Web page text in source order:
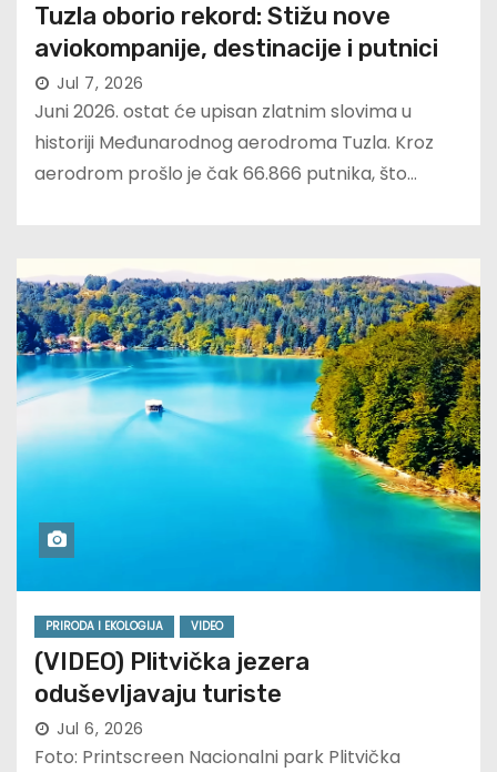
Tuzla oborio rekord: Stižu nove
aviokompanije, destinacije i putnici
Jul 7, 2026
Juni 2026. ostat će upisan zlatnim slovima u
historiji Međunarodnog aerodroma Tuzla. Kroz
aerodrom prošlo je čak 66.866 putnika, što…
PRIRODA I EKOLOGIJA VIDEO
(VIDEO) Plitvička jezera
oduševljavaju turiste
Jul 6, 2026
Foto: Printscreen Nacionalni park Plitvička